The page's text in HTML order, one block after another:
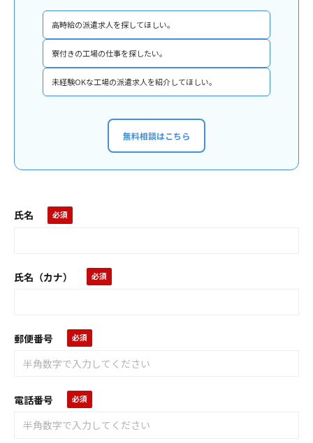
高時給の派遣求人を探してほしい。
寮付きの工場の仕事を探したい。
未経験OKな工場の派遣求人を紹介してほしい。
無料相談はこちら
氏名
氏名（カナ）
郵便番号
電話番号